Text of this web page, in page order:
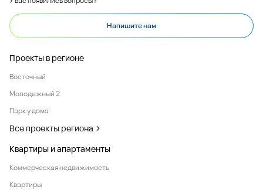
Напишите нам
Проекты в регионе
Восточный
Молодежный 2
Парк у дома
Все проекты региона
Квартиры и апартаменты
Коммерческая недвижимость
Квартиры